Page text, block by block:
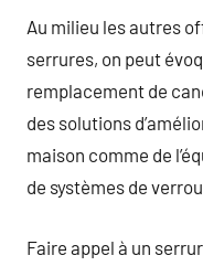
Au milieu les autres
serrures, on peut
remplacement de
des solutions
maison comme de
de systèmes de
Faire appel à un